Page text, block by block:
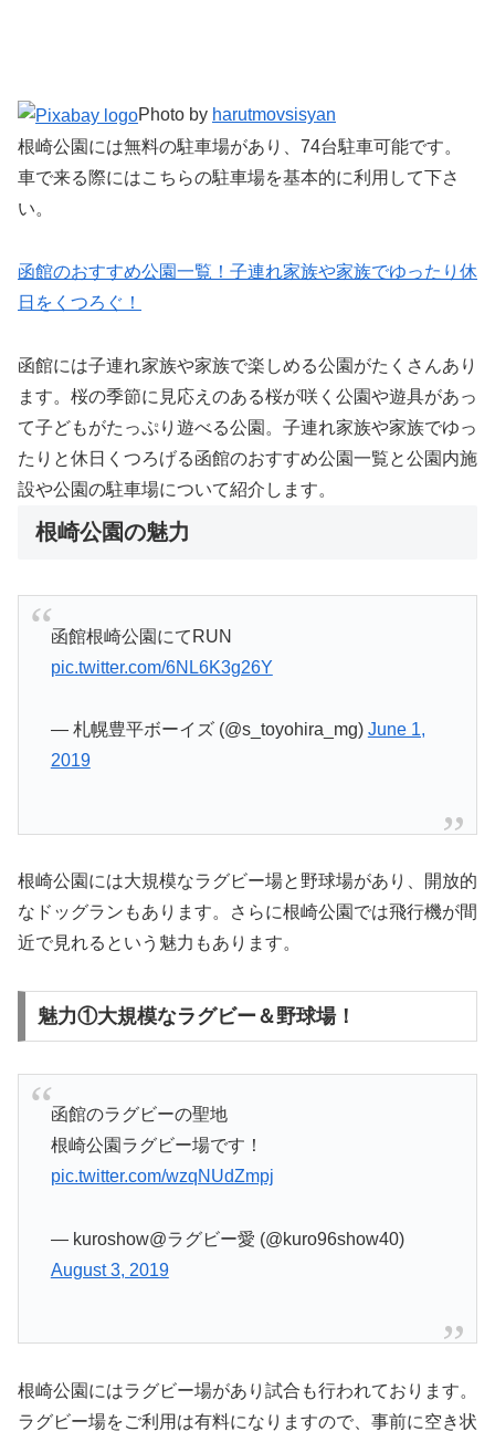
Photo by harutmovsisyan
根崎公園には無料の駐車場があり、74台駐車可能です。
車で来る際にはこちらの駐車場を基本的に利用して下さ
い。
函館のおすすめ公園一覧！子連れ家族や家族でゆったり休
日をくつろぐ！
函館には子連れ家族や家族で楽しめる公園がたくさんあり
ます。桜の季節に見応えのある桜が咲く公園や遊具があっ
て子どもがたっぷり遊べる公園。子連れ家族や家族でゆっ
たりと休日くつろげる函館のおすすめ公園一覧と公園内施
設や公園の駐車場について紹介します。
根崎公園の魅力
函館根崎公園にてRUN
pic.twitter.com/6NL6K3g26Y
— 札幌豊平ボーイズ (@s_toyohira_mg) June 1,
2019
根崎公園には大規模なラグビー場と野球場があり、開放的
なドッグランもあります。さらに根崎公園では飛行機が間
近で見れるという魅力もあります。
魅力①大規模なラグビー＆野球場！
函館のラグビーの聖地
根崎公園ラグビー場です！
pic.twitter.com/wzqNUdZmpj
— kuroshow@ラグビー愛 (@kuro96show40)
August 3, 2019
根崎公園にはラグビー場があり試合も行われております。
ラグビー場をご利用は有料になりますので、事前に空き状